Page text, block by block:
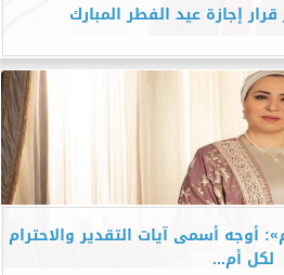
إجازة عيد الفطر المبارك
أوجه أسمى آيات التقدير والاحترام
لكل أم...